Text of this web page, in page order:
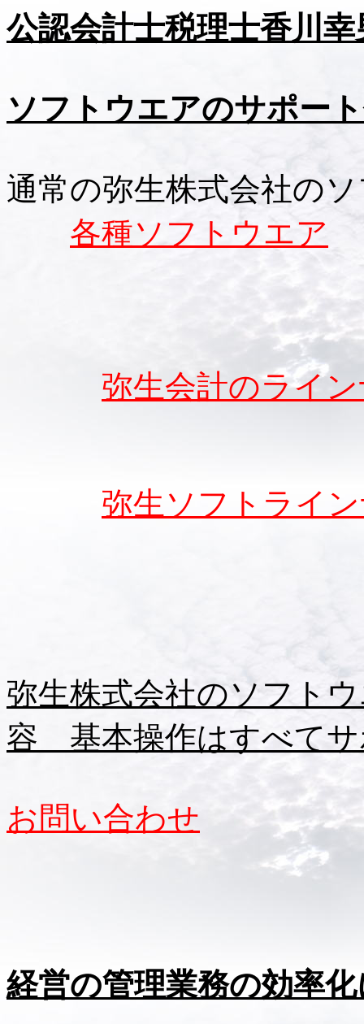
公認会計士税理士香川
ソフトウエアのサポー
通常の弥生株式会社の
各種ソフトウエア
弥生会計のライ
弥生ソフトライ
弥生株式会社のソフト
容 基本操作はすべて
お問い合わせ
経営の管理業務の効率